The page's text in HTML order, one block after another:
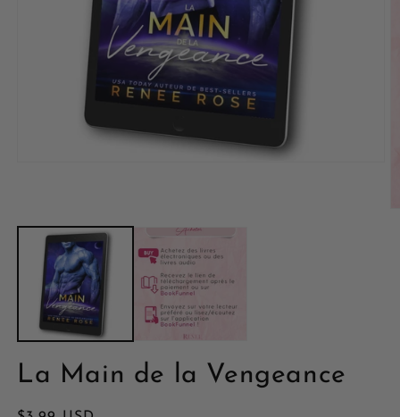
La Main de la Vengeance